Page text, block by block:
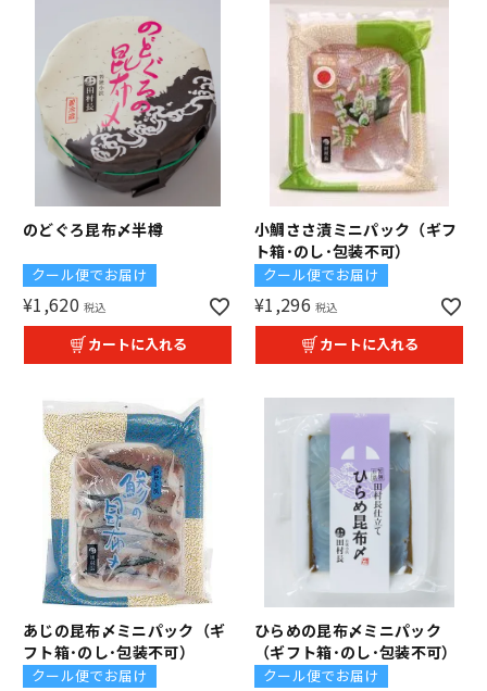
のどぐろ昆布〆半樽
クール便でお届け
¥1,620 税込
カートに入れる
小鯛ささ漬ミニパック（ギフ
ト箱･のし･包装不可）
クール便でお届け
¥1,296 税込
カートに入れる
あじの昆布〆ミニパック（ギ
フト箱･のし･包装不可）
クール便でお届け
ひらめの昆布〆ミニパック
（ギフト箱･のし･包装不可）
クール便でお届け